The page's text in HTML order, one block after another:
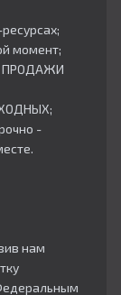
момент;
ПРОДАЖИ
-
нам